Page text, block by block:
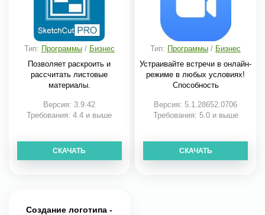
Тип: Программы/ Бизнес
Позволяет раскроить и
рассчитать листовые
материалы.
Версия: 3.9.42
Требования: 4.4 и выше
СКАЧАТЬ
Тип: Программы / Бизнес
Устраивайте встречи в онлайн-
режиме в любых условиях!
Способность
Версия: 5.1.28652.0706
Требования: 5.0 и выше
СКАЧАТЬ
Создание логотипа -